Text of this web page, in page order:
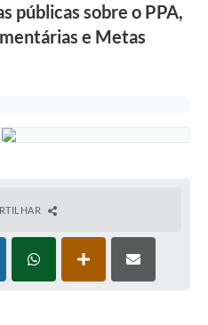
públicas sobre o PPA,
e Metas